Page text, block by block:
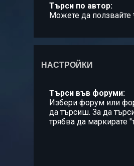
Търси по автор:
Можете да ползвайте
НАСТРОЙКИ
Търси във форуми:
Избери форум или
да търсиш. За да
трябва да маркирате